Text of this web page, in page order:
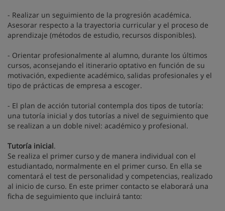
- Realizar un seguimiento de la progresión académica.
Asesorar respecto a la trayectoria curricular y el proceso de
aprendizaje (métodos de estudio, recursos disponibles).
- Orientar profesionalmente al alumno, durante los últimos
cursos, aconsejando el itinerario optativo en función de su
motivación, expediente académico, salidas profesionales y el
tipo de prácticas de empresa a escoger.
- El plan de acción tutorial contempla dos tipos de tutoría:
una tutoría inicial y dos tutorías a nivel de seguimiento que
se realizan a un doble nivel: académico y profesional.
Tutoría inicial.
Se realiza el primer curso y de manera individual con el
estudiantado, normalmente en el primer curso. En ella se
comentará el test de personalidad y competencias, realizado
al inicio de curso. En este primer contacto se elaborará una
ficha de seguimiento que incluirá tanto: